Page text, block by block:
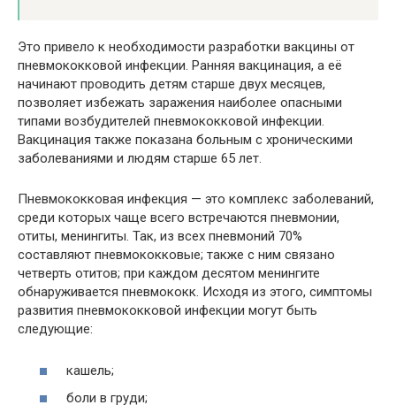
Это привело к необходимости разработки вакцины от
пневмококковой инфекции. Ранняя вакцинация, а её
начинают проводить детям старше двух месяцев,
позволяет избежать заражения наиболее опасными
типами возбудителей пневмококковой инфекции.
Вакцинация также показана больным с хроническими
заболеваниями и людям старше 65 лет.
Пневмококковая инфекция — это комплекс заболеваний,
среди которых чаще всего встречаются пневмонии,
отиты, менингиты. Так, из всех пневмоний 70%
составляют пневмококковые; также с ним связано
четверть отитов; при каждом десятом менингите
обнаруживается пневмококк. Исходя из этого, симптомы
развития пневмококковой инфекции могут быть
следующие:
кашель;
боли в груди;